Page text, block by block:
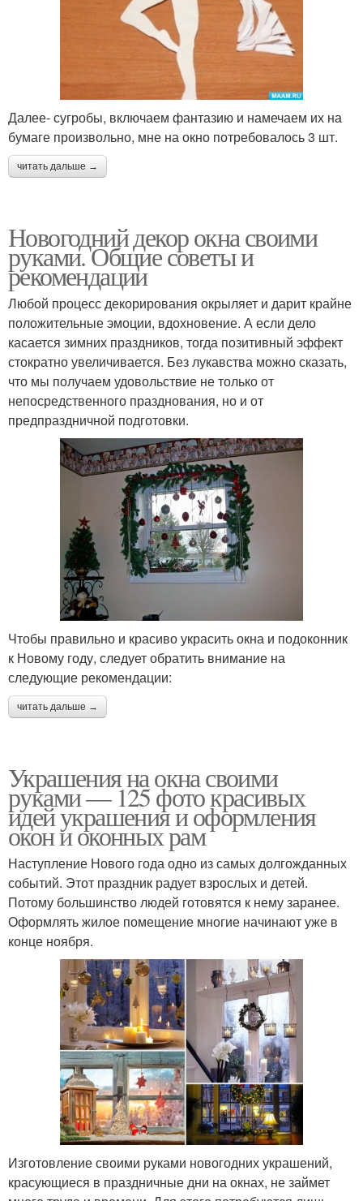
Далее- сугробы, включаем фантазию и намечаем их на
бумаге произвольно, мне на окно потребовалось 3 шт.
читать дальше →
Новогодний декор окна своими
руками. Общие советы и
рекомендации
Любой процесс декорирования окрыляет и дарит крайне
положительные эмоции, вдохновение. А если дело
касается зимних праздников, тогда позитивный эффект
стократно увеличивается. Без лукавства можно сказать,
что мы получаем удовольствие не только от
непосредственного празднования, но и от
предпраздничной подготовки.
Чтобы правильно и красиво украсить окна и подоконник
к Новому году, следует обратить внимание на
следующие рекомендации:
читать дальше →
Украшения на окна своими
руками — 125 фото красивых
идей украшения и оформления
окон и оконных рам
Наступление Нового года одно из самых долгожданных
событий. Этот праздник радует взрослых и детей.
Потому большинство людей готовятся к нему заранее.
Оформлять жилое помещение многие начинают уже в
конце ноября.
Изготовление своими руками новогодних украшений,
красующиеся в праздничные дни на окнах, не займет